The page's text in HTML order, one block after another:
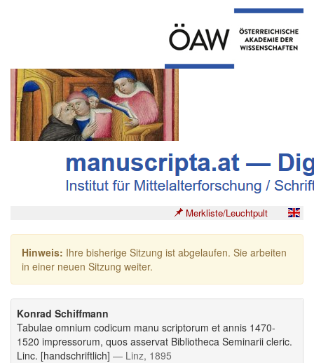
Merkliste/Leuchtpult
Hinweis: Ihre bisherige Sitzung ist abgelaufen. Sie arbeiten
in einer neuen Sitzung weiter.
Konrad Schiffmann
Tabulae omnium codicum manu scriptorum et annis 1470-
1520 impressorum, quos asservat Bibliotheca Seminarii cleric.
Linc. [handschriftlich] — Linz, 1895